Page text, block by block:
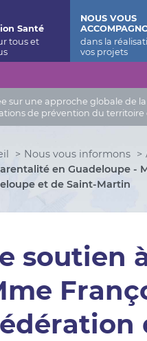
sur une approche globale de
de prévention du territoire
Santé
NOUS VOUS
Nous vous informons
en Guadeloupe -
et de Saint-Martin
soutien